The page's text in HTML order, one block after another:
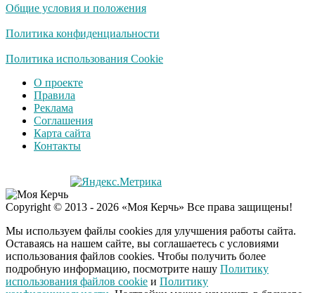
смеяться вы будете
Королева вагона
оставит равнодушным
Экс-бойфренд дочери
Борисовой душил ее
из-за макарон
патриотизме
Плющенко отправляет
сына выступать за
Азербайджан
Общие условия и положения
Политика конфиденциальности
Политика использования Cookie
О проекте
Правила
Реклама
Соглашения
Карта сайта
Контакты
Copyright © 2013 - 2026 «Моя Керчь» Все права защищены!
Мы используем файлы cookies для улучшения работы сайта.
Оставаясь на нашем сайте, вы соглашаетесь с условиями
использования файлов cookies. Чтобы получить более
подробную информацию, посмотрите нашу Политику
использования файлов cookie и Политику